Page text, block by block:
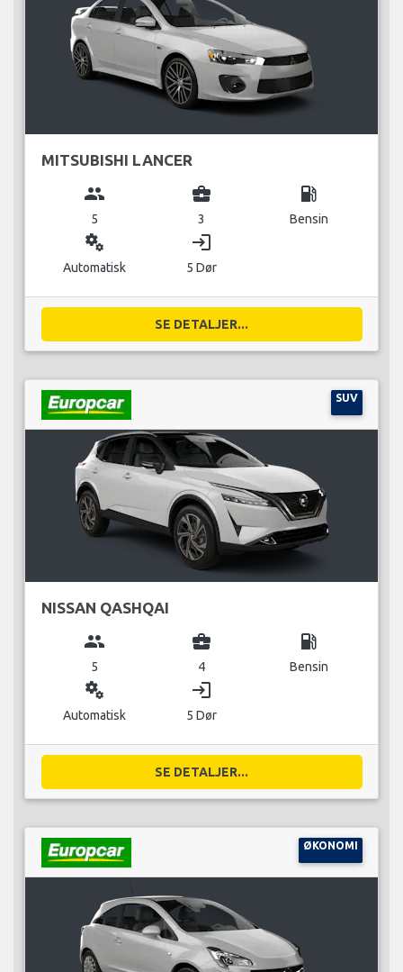
MITSUBISHI LANCER
group
5
business_center
3
local_gas_station
Bensin
miscellaneous_services
Automatisk
login
5 Dør
SE DETALJER...
SUV
NISSAN QASHQAI
group
5
business_center
4
local_gas_station
Bensin
miscellaneous_services
Automatisk
login
5 Dør
SE DETALJER...
ØKONOMI